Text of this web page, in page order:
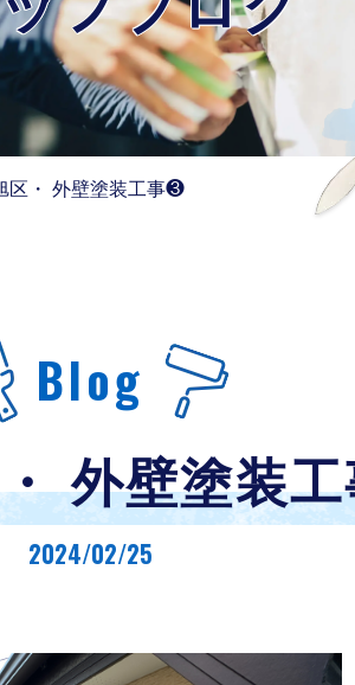
区・ 外壁塗装工事❸
Blog
外壁塗装
2024/02/25